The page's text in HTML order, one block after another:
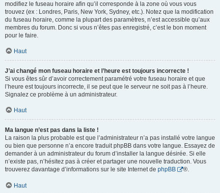
modifiez le fuseau horaire afin qu’il corresponde à la zone où vous vous
trouvez (ex : Londres, Paris, New York, Sydney, etc.). Notez que la modification
du fuseau horaire, comme la plupart des paramètres, n’est accessible qu’aux
membres du forum. Donc si vous n’êtes pas enregistré, c’est le bon moment
pour le faire.
Haut
J’ai changé mon fuseau horaire et l’heure est toujours incorrecte !
Si vous êtes sûr d’avoir correctement paramétré votre fuseau horaire et que
l’heure est toujours incorrecte, il se peut que le serveur ne soit pas à l’heure.
Signalez ce problème à un administrateur.
Haut
Ma langue n’est pas dans la liste !
La raison la plus probable est que l’administrateur n’a pas installé votre langue
ou bien que personne n’a encore traduit phpBB dans votre langue. Essayez de
demander à un administrateur du forum d’installer la langue désirée. Si elle
n’existe pas, n’hésitez pas à créer et partager une nouvelle traduction. Vous
trouverez davantage d’informations sur le site Internet de phpBB ®.
Haut